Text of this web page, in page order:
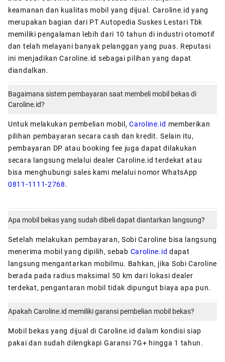
keamanan dan kualitas mobil yang dijual. Caroline.id yang
merupakan bagian dari PT Autopedia Suskes Lestari Tbk
memiliki pengalaman lebih dari 10 tahun di industri otomotif
dan telah melayani banyak pelanggan yang puas. Reputasi
ini menjadikan Caroline.id sebagai pilihan yang dapat
diandalkan.
Bagaimana sistem pembayaran saat membeli mobil bekas di
Caroline.id?
Untuk melakukan pembelian mobil,Caroline.id memberikan
pilihan pembayaran secara cash dan kredit. Selain itu,
pembayaran DP atau booking fee juga dapat dilakukan
secara langsung melalui dealer Caroline.id terdekat atau
bisa menghubungi sales kami melalui nomor WhatsApp
0811-1111-2768.
Apa mobil bekas yang sudah dibeli dapat diantarkan langsung?
Setelah melakukan pembayaran, Sobi Caroline bisa langsung
menerima mobil yang dipilih, sebab Caroline.id dapat
langsung mengantarkan mobilmu. Bahkan, jika Sobi Caroline
berada pada radius maksimal 50 km dari lokasi dealer
terdekat, pengantaran mobil tidak dipungut biaya apa pun.
Apakah Caroline.id memiliki garansi pembelian mobil bekas?
Mobil bekas yang dijual di Caroline.id dalam kondisi siap
pakai dan sudah dilengkapi Garansi 7G+ hingga 1 tahun.